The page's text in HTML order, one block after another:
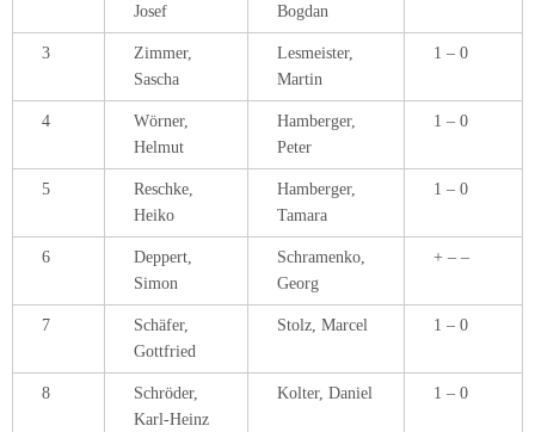
Josef
Bogdan
3
Zimmer,
Sascha
Lesmeister,
Martin
1 – 0
4
Wörner,
Helmut
Hamberger,
Peter
1 – 0
5
Reschke,
Heiko
Hamberger,
Tamara
1 – 0
6
Deppert,
Simon
Schramenko,
Georg
+ – –
7
Schäfer,
Gottfried
Stolz, Marcel 1 – 0
8
Schröder,
Karl-Heinz
Kolter, Daniel 1 – 0